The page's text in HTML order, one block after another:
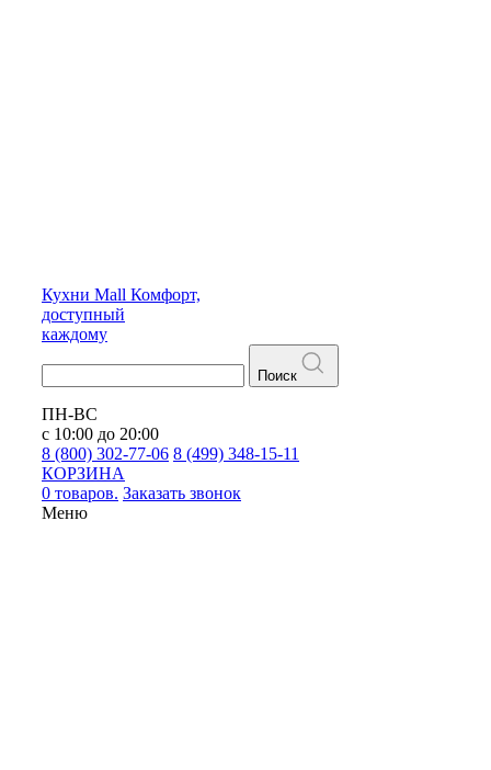
Кухни Mall Комфорт,
доступный
каждому
Поиск
ПН-ВС
с 10:00 до 20:00
8 (800) 302-77-06 8 (499) 348-15-11
КОРЗИНА
0 товаров. Заказать звонок
Меню